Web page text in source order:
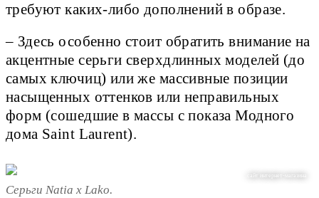
требуют каких-либо дополнений в образе.
– Здесь особенно стоит обратить внимание на
акцентные серьги сверхдлинных моделей (до
самых ключиц) или же массивные позиции
насыщенных оттенков или неправильных
форм (сошедшие в массы с показа Модного
дома Saint Laurent).
сайт интернет-магазина
Серьги Natia x Lako.